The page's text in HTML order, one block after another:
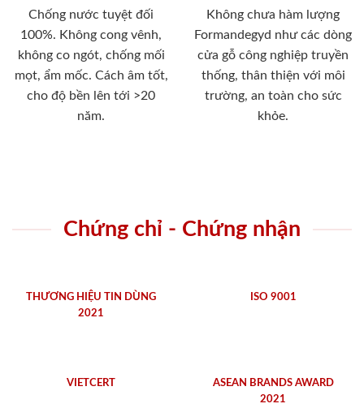
Chống nước tuyệt đối
100%. Không cong vênh,
không co ngót, chống mối
mọt, ẩm mốc. Cách âm tốt,
cho độ bền lên tới >20
năm.
Không chưa hàm lượng
Formandegyd như các dòng
cửa gỗ công nghiệp truyền
thống, thân thiện với môi
trường, an toàn cho sức
khỏe.
Chứng chỉ - Chứng nhận
THƯƠNG HIỆU TIN DÙNG
2021
ISO 9001
VIETCERT
ASEAN BRANDS AWARD
2021